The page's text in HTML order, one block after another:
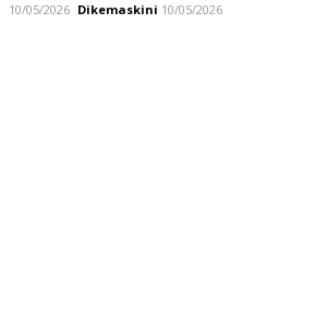
10/05/2026 Dikemaskini 10/05/2026